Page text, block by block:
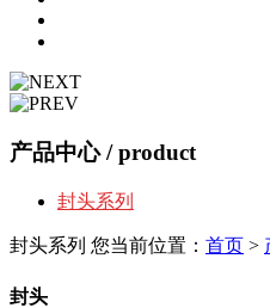
产品中心/ product
封头系列
封头系列 您当前位置： 首页 >
封头